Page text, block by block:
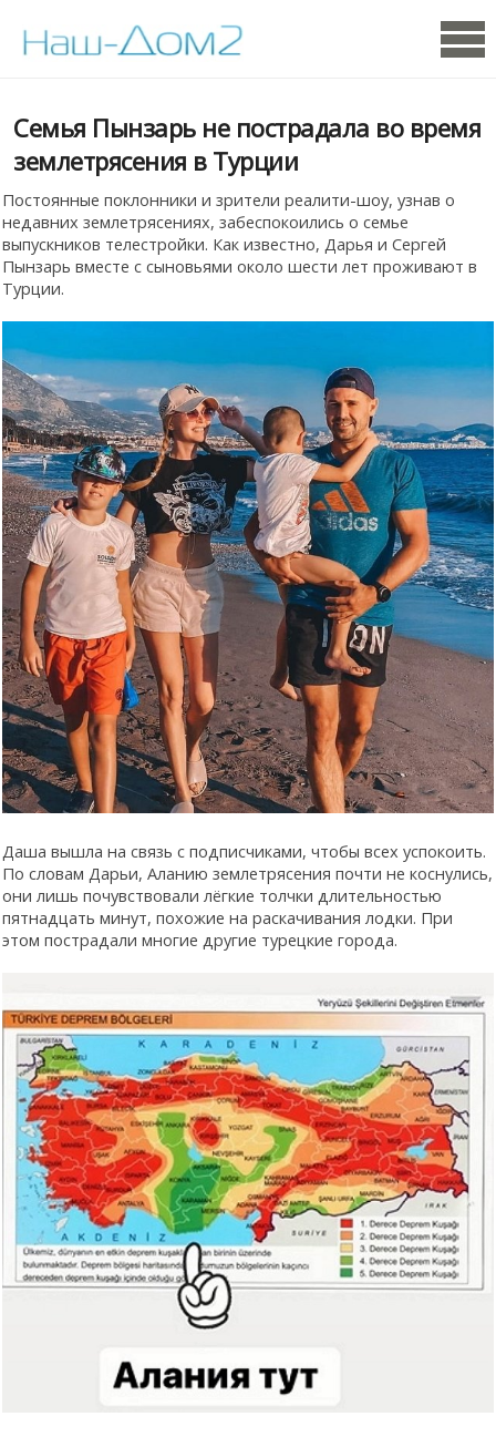
Семья Пынзарь не пострадала во время
землетрясения в Турции
Постоянные поклонники и зрители реалити-шоу, узнав о
недавних землетрясениях, забеспокоились о семье
выпускников телестройки. Как известно, Дарья и Сергей
Пынзарь вместе с сыновьями около шести лет проживают в
Турции.
Даша вышла на связь с подписчиками, чтобы всех успокоить.
По словам Дарьи, Аланию землетрясения почти не коснулись,
они лишь почувствовали лёгкие толчки длительностью
пятнадцать минут, похожие на раскачивания лодки. При
этом пострадали многие другие турецкие города.